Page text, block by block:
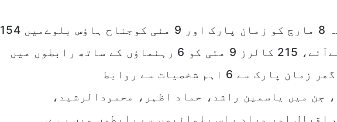
ریکارڈ سے پتا چلا کہ 8 مارچ کو زمان پارک اور 9 مئی کوجناح ہاؤس بلوےمیں 154
موبائل نمبرز سامنےآئے، 215 کالرز 9 مئی کو 6 رہنماؤں کے ساتھ رابطوں میں
رہے۔عمران خان کے گھر زمان پارک سے 6 اہم شخصیات سے روابط
جن میں یاسمین راشد، حماد اظہر، محمودالرشید،
اقبال اور مراد راس بلوائیوں سے رابطوں میں رہے۔